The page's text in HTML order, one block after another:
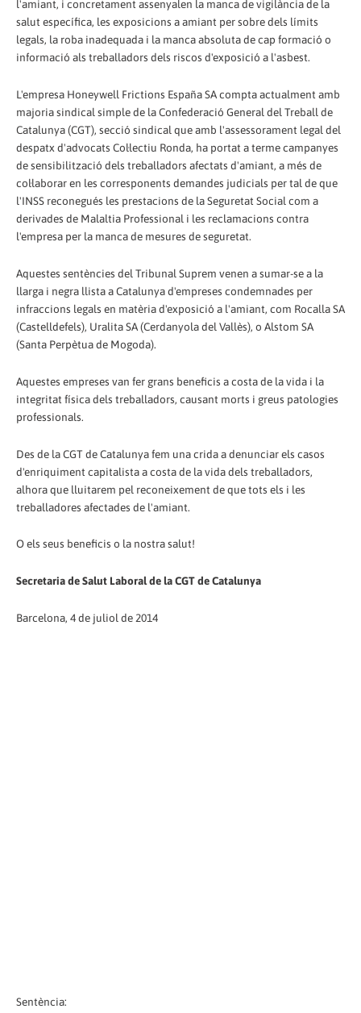
l'amiant, i concretament assenyalen la manca de vigilància de la
salut específica, les exposicions a amiant per sobre dels límits
legals, la roba inadequada i la manca absoluta de cap formació o
informació als treballadors dels riscos d'exposició a l'asbest.
L'empresa Honeywell Frictions España SA compta actualment amb
majoria sindical simple de la Confederació General del Treball de
Catalunya (CGT), secció sindical que amb l'assessorament legal del
despatx d'advocats Col·lectiu Ronda, ha portat a terme campanyes
de sensibilització dels treballadors afectats d'amiant, a més de
col·laborar en les corresponents demandes judicials per tal de que
l'INSS reconegués les prestacions de la Seguretat Social com a
derivades de Malaltia Professional i les reclamacions contra
l'empresa per la manca de mesures de seguretat.
Aquestes sentències del Tribunal Suprem venen a sumar-se a la
llarga i negra llista a Catalunya d'empreses condemnades per
infraccions legals en matèria d'exposició a l'amiant, com Rocalla SA
(Castelldefels), Uralita SA (Cerdanyola del Vallès), o Alstom SA
(Santa Perpètua de Mogoda).
Aquestes empreses van fer grans beneficis a costa de la vida i la
integritat física dels treballadors, causant morts i greus patologies
professionals.
Des de la CGT de Catalunya fem una crida a denunciar els casos
d'enriquiment capitalista a costa de la vida dels treballadors,
alhora que lluitarem pel reconeixement de que tots els i les
treballadores afectades de l'amiant.
O els seus beneficis o la nostra salut!
Secretaria de Salut Laboral de la CGT de Catalunya
Barcelona, 4 de juliol de 2014
Sentència: